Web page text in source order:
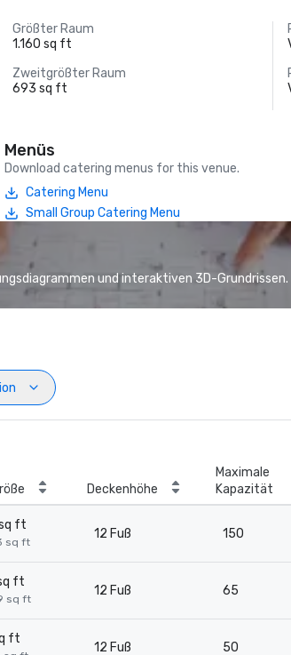
Größter Raum
1.160 sq ft
Zweitgrößter Raum
693 sq ft
Menüs
Download catering menus for this venue.
Catering Menu
Small Group Catering Menu
und interaktiven 3D-Grundrissen.
Deckenhöhe
Maximale
Kapazität
ft
sq ft
12 Fuß 150
ft
sq ft
12 Fuß 65
ft
12 Fuß 50